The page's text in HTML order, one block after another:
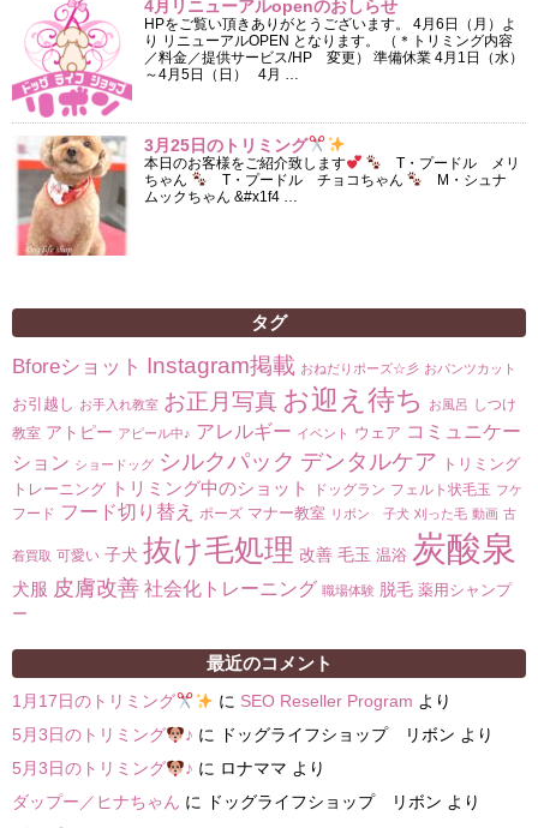
4月リニューアルopenのおしらせ
HPをご覧い頂きありがとうございます。 4月6日（月）よ
り リニューアルOPEN となります。 （＊トリミング内容
／料金／提供サービス/HP 変更） 準備休業 4月1日（水）
～4月5日（日） 4月 …
3月25日のトリミング
本日のお客様をご紹介致します
T・プードル メリ
ちゃん
T・プードル チョコちゃん
M・シュナ
ムックちゃん &#x1f4 …
タグ
Bforeショット Instagram掲載 おねだりポーズ☆彡 おパンツカット
お引越し お手入れ教室 お正月写真 お迎え待ち お風呂 しつけ
教室 アトピー アピール中♪ アレルギー イベント ウェア コミュニケー
ション ショードッグ シルクパック デンタルケア
トリミング
トレーニング
トリミング中のショット ドッグラン フェルト状毛玉 フケ
フード フード切り替え ポーズ マナー教室 リボン 子犬 刈った毛 動画 古
着買取 可愛い 子犬 抜け毛処理 改善 毛玉 温浴 炭酸泉
犬服 皮膚改善 社会化トレーニング 職場体験 脱毛 薬用シャンプ
ー
最近のコメント
1月17日のトリミング に SEO Reseller Program より
5月3日のトリミング
♪ に ドッグライフショップ リボン より
5月3日のトリミング
♪ に ロナママ より
ダップー／ヒナちゃん に ドッグライフショップ リボン より